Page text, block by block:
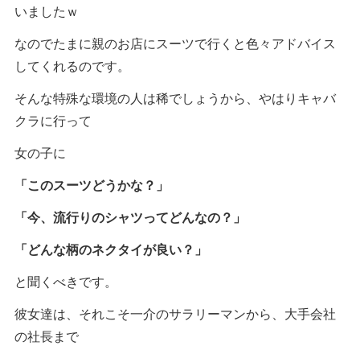
いましたｗ
なのでたまに親のお店にスーツで行くと色々アドバイス
してくれるのです。
そんな特殊な環境の人は稀でしょうから、やはりキャバ
クラに行って
女の子に
「このスーツどうかな？」
「今、流行りのシャツってどんなの？」
「どんな柄のネクタイが良い？」
と聞くべきです。
彼女達は、それこそ一介のサラリーマンから、大手会社
の社長まで